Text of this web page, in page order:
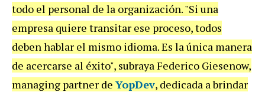
todo el personal de la organización. "Si una
empresa quiere transitar ese proceso, todos
deben hablar el mismo idioma. Es la única manera
de acercarse al éxito", subraya Federico Giesenow,
managing partner de YopDev, dedicada a brindar